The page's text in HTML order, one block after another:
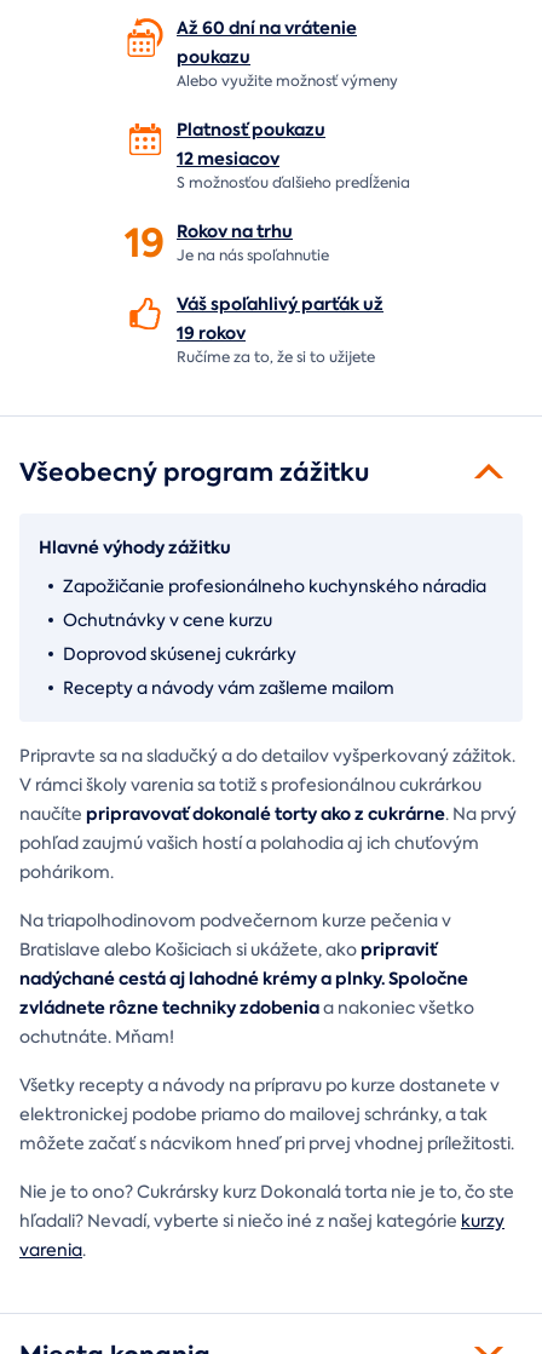
Až 60 dní na vrátenie
poukazu
Alebo využite možnosť výmeny
Platnosť poukazu
12 mesiacov
S možnosťou ďalšieho predĺženia
19 Rokov natrhu
Je na násspoľahnutie
Váš spoľahlivý parťák už
19 rokov
Ručíme za to,že si to užijete
Všeobecný program zážitku
Hlavné výhody zážitku
Zapožičanie profesionálneho kuchynského náradia
Ochutnávky v cene kurzu
Doprovod skúsenej cukrárky
Recepty a návody vám zašleme mailom
Pripravte sa na sladučký a do detailov vyšperkovaný zážitok.
V rámci školy varenia sa totiž s profesionálnou cukrárkou
naučíte pripravovať dokonalé torty ako z cukrárne. Na prvý
pohľad zaujmú vašich hostí a polahodia aj ich chuťovým
pohárikom.
Na triapolhodinovom podvečernom kurze pečenia v
Bratislave alebo Košiciach si ukážete, akopripraviť
nadýchané cestá aj lahodné krémy a plnky.Spoločne
zvládnete rôzne techniky zdobeniaa nakoniec všetko
ochutnáte. Mňam!
Všetky recepty a návody na prípravu po kurze dostanete v
elektronickej podobe priamo do mailovej schránky, a tak
môžete začať s nácvikom hneď pri prvej vhodnej príležitosti.
Nie je to ono? Cukrársky kurz Dokonalá torta nie je to, čo ste
hľadali? Nevadí, vyberte si niečo iné z našej kategórie kurzy
varenia.